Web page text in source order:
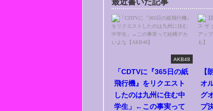
AKB48
「CDTVに『365日の紙
飛行機』をリクエスト
したのは九州に住む中
学生」←この事実って
【
オ
グ
プ